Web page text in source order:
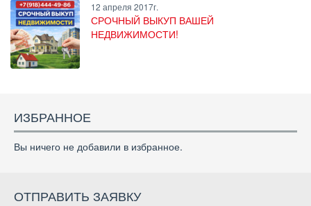
12 апреля 2017г.
СРОЧНЫЙ ВЫКУП ВАШЕЙ
НЕДВИЖИМОСТИ!
ИЗБРАННОЕ
Вы ничего не добавили в избранное.
ОТПРАВИТЬ ЗАЯВКУ